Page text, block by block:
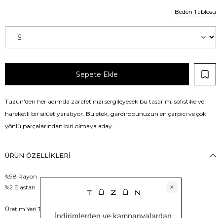
Beden Tablosu
Tüzün'den her adımda zarafetinizi sergileyecek bu tasarım, sofistike ve
hareketli bir silüet yaratıyor. Bu etek, gardırobunuzun en çarpıcı ve çok
yönlü parçalarından biri olmaya aday.
ÜRÜN ÖZELLIKLERI
%98 Rayon
%2 Elastan
Üretim Yeri Türkiye